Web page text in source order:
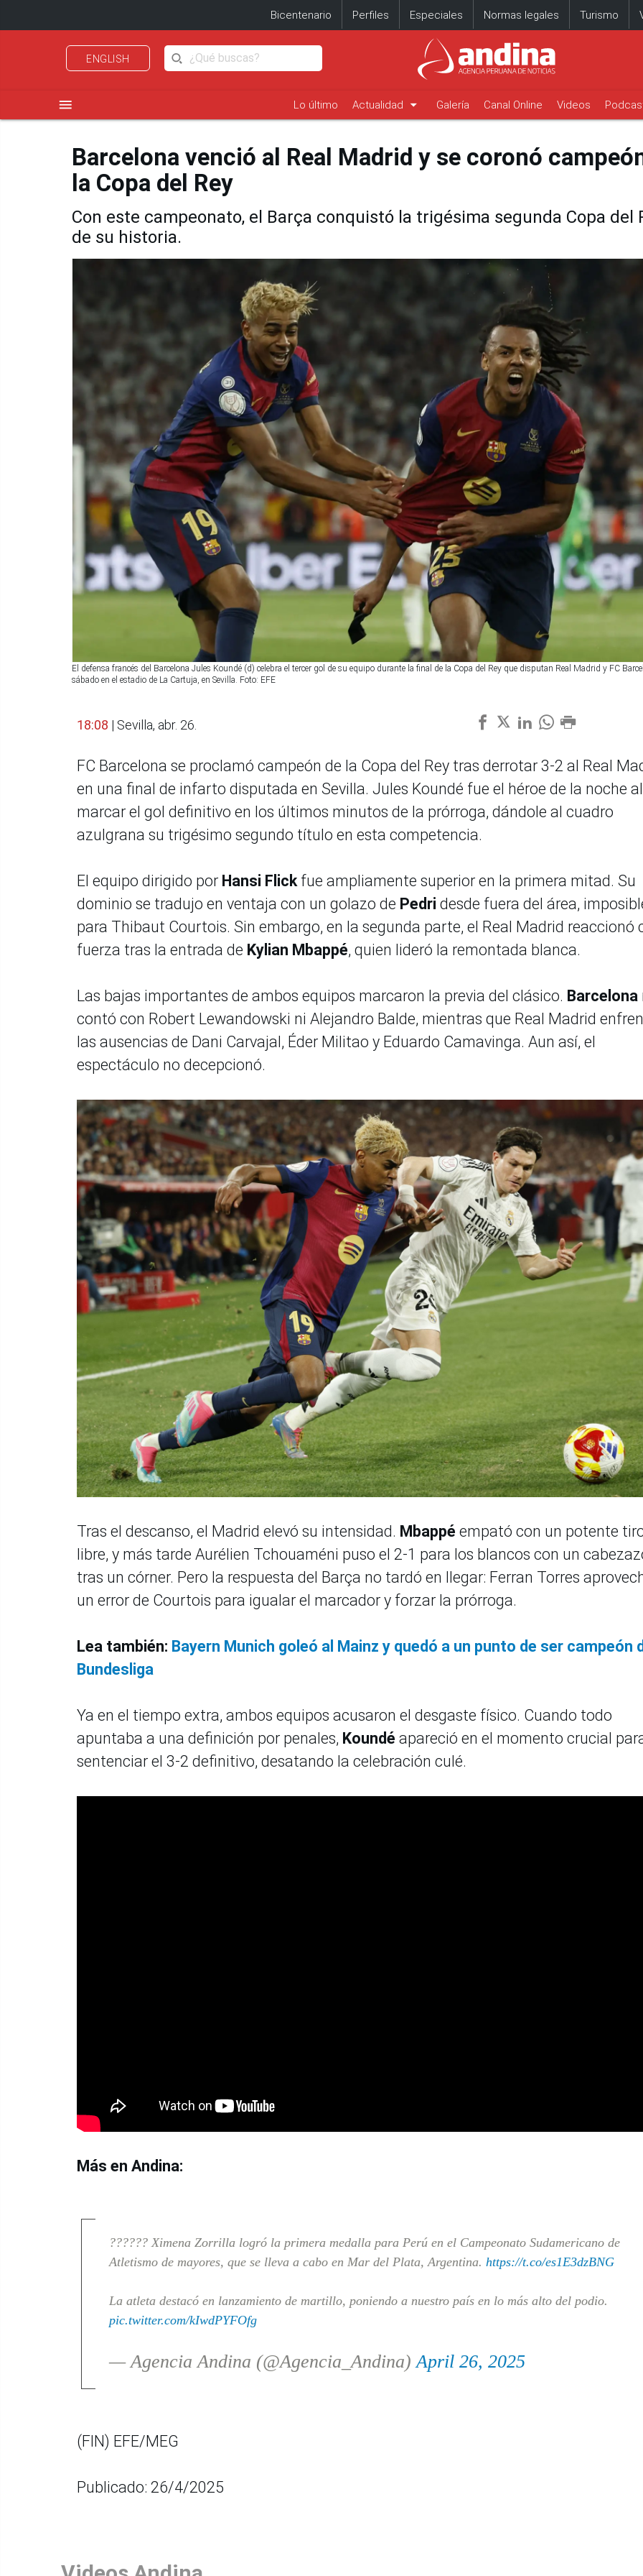
Bicentenario Perfiles Especiales Normas legales Turismo
ENGLISH
menu Lo último Actualidad arrow_drop_down Galería Canal Online Videos
Barcelona venció al Real Madrid y se coronó
la Copa del Rey
Con este campeonato, el Barça conquistó la trigésima segunda Copa del
de su historia.
El defensa francés del Barcelona Jules Koundé (d) celebra el tercer gol de su equipo durante la final de la Copa del Rey que disputan Real Madrid y FC
sábado en el estadio de La Cartuja, en Sevilla. Foto: EFE
18:08 | Sevilla, abr. 26.
FC Barcelona se proclamó campeón de la Copa del Rey tras derrotar 3-2 al Real
en una final de infarto disputada en Sevilla. Jules Koundé fue el héroe de la noche al
marcar el gol definitivo en los últimos minutos de la prórroga, dándole al cuadro
azulgrana su trigésimo segundo título en esta competencia.
El equipo dirigido por Hansi Flick fue ampliamente superior en la primera mitad. Su
dominio se tradujo en ventaja con un golazo de Pedri desde fuera del área,
para Thibaut Courtois. Sin embargo, en la segunda parte, el Real Madrid reaccionó
fuerza tras la entrada de Kylian Mbappé, quien lideró la remontada blanca.
Las bajas importantes de ambos equipos marcaron la previa del clásico. Barcelona
contó con Robert Lewandowski ni Alejandro Balde, mientras que Real Madrid
las ausencias de Dani Carvajal, Éder Militao y Eduardo Camavinga. Aun así, el
espectáculo no decepcionó.
Tras el descanso, el Madrid elevó su intensidad. Mbappé empató con un potente
libre, y más tarde Aurélien Tchouaméni puso el 2-1 para los blancos con un
tras un córner. Pero la respuesta del Barça no tardó en llegar: Ferran Torres
un error de Courtois para igualar el marcador y forzar la prórroga.
Lea también: Bayern Munich goleó al Mainz y quedó a un punto de ser campeón
Bundesliga
Ya en el tiempo extra, ambos equipos acusaron el desgaste físico. Cuando todo
apuntaba a una definición por penales, Koundé apareció en el momento crucial
sentenciar el 3-2 definitivo, desatando la celebración culé.
Más en Andina:
?????? Ximena Zorrilla logró la primera medalla para Perú en el Campeonato Sudamericano de
Atletismo de mayores, que se lleva a cabo en Mar del Plata, Argentina. https://t.co/es1E3dzBNG
La atleta destacó en lanzamiento de martillo, poniendo a nuestro país en lo más alto del podio.
pic.twitter.com/kIwdPYFOfg
— Agencia Andina (@Agencia_Andina) April 26, 2025
(FIN) EFE/MEG
Publicado: 26/4/2025